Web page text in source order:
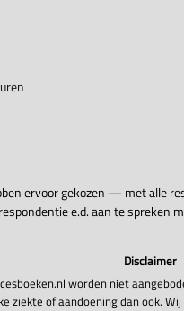
ervoor gekozen — met alle
e.d. aan te spreken
Disclaimer
worden niet
ziekte of aandoening dan ook.